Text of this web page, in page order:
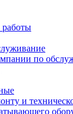
работы
по
и